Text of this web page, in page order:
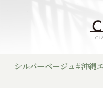
シルバーベージュ#沖縄